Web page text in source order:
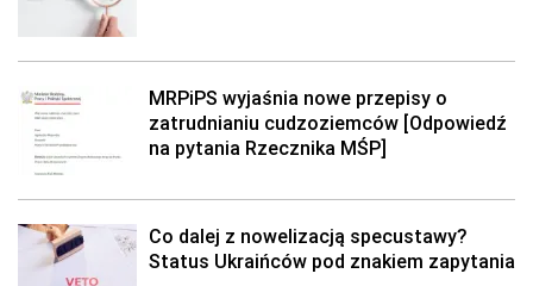
MRPiPS wyjaśnia nowe przepisy o
zatrudnianiu cudzoziemców [Odpowiedź
na pytania Rzecznika MŚP]
Co dalej z nowelizacją specustawy?
Status Ukraińców pod znakiem zapytania